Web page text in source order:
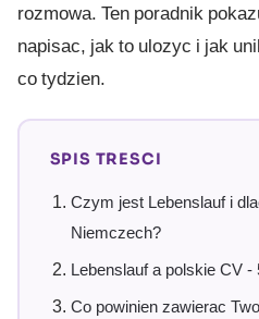
rozmowa. Ten poradnik
napisac, jak to ulozyc i jak
co tydzien.
SPIS TRESCI
Czym jest Lebenslauf i
Niemczech?
Lebenslauf a polskie CV
Co powinien zawierac